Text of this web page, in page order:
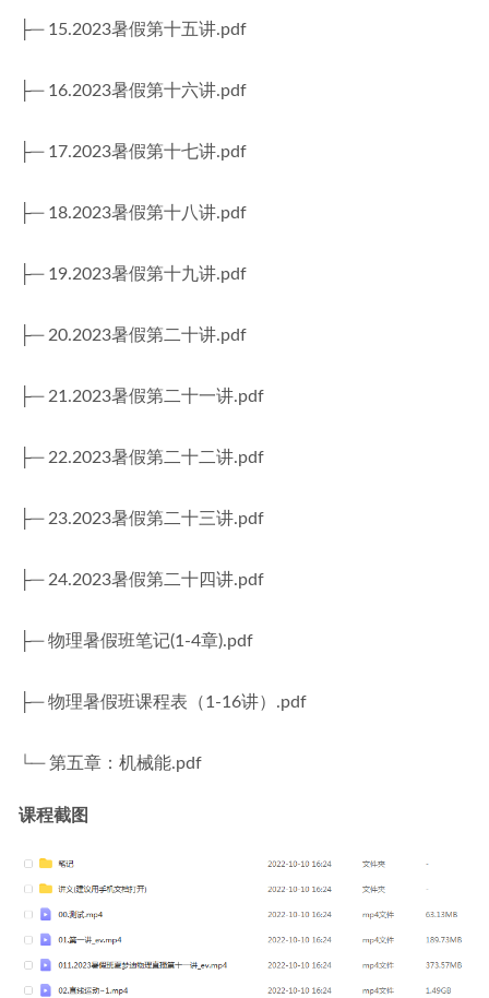
├─ 15.2023暑假第十五讲.pdf
├─ 16.2023暑假第十六讲.pdf
├─ 17.2023暑假第十七讲.pdf
├─ 18.2023暑假第十八讲.pdf
├─ 19.2023暑假第十九讲.pdf
├─ 20.2023暑假第二十讲.pdf
├─ 21.2023暑假第二十一讲.pdf
├─ 22.2023暑假第二十二讲.pdf
├─ 23.2023暑假第二十三讲.pdf
├─ 24.2023暑假第二十四讲.pdf
├─ 物理暑假班笔记(1-4章).pdf
├─ 物理暑假班课程表（1-16讲）.pdf
└─ 第五章：机械能.pdf
课程截图